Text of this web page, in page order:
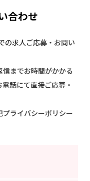
合わせ
の求人ご応募・お問い
までお時間がかかる
話にて直接ご応募・
ライバシーポリシー